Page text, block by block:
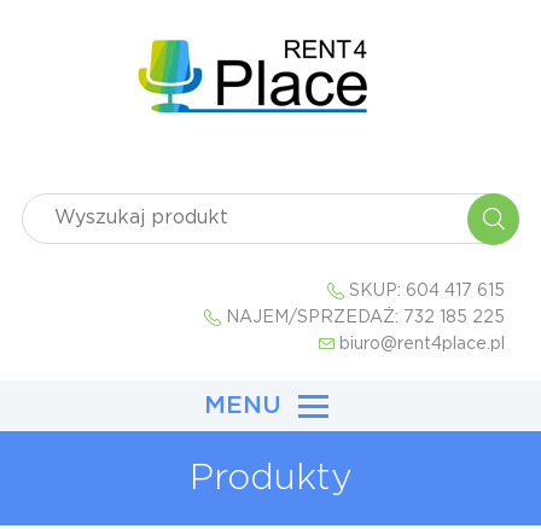
SKUP: 604 417 615
NAJEM/SPRZEDAŻ: 732 185 225
biuro@rent4place.pl
MENU
Produkty